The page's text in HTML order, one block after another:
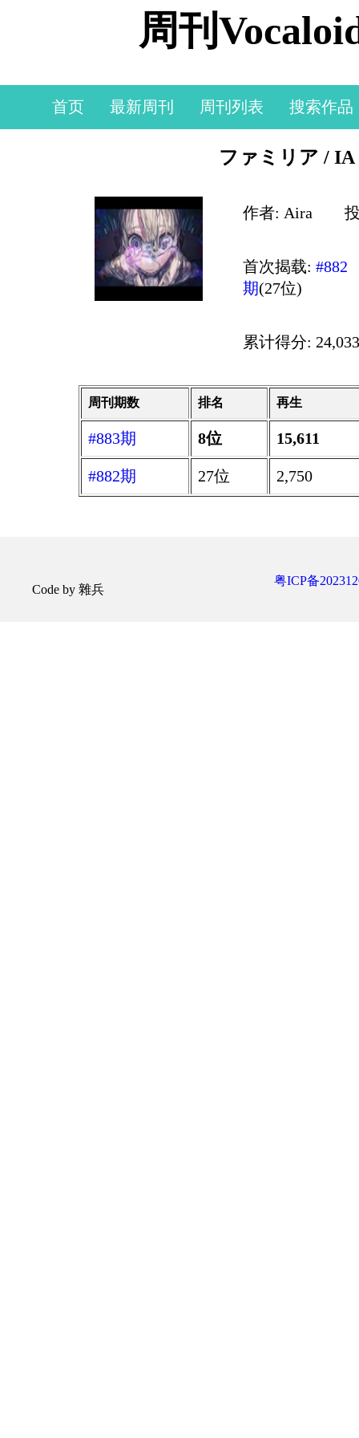
周刊
首页 最新周刊 周刊列表 搜索作品
ファミリア / IA
作者: Aira
首次揭载: #882
期(27位)
累计得分:
周刊期数 排名 再生
#883期 8位 15,611
#882期 27位 2,750
Code by 雜兵
粤ICP备